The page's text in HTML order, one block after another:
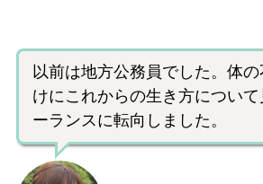
以前は地方公務員でした。体
けにこれからの生き方について
ーランスに転向しました。